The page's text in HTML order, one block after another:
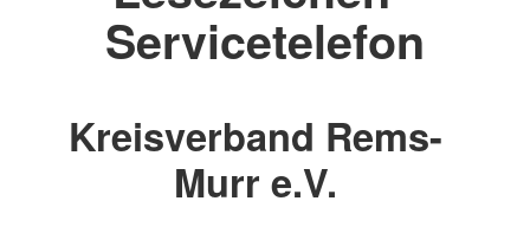
Servicetelefon
Kreisverband Rems-
Murr e.V.